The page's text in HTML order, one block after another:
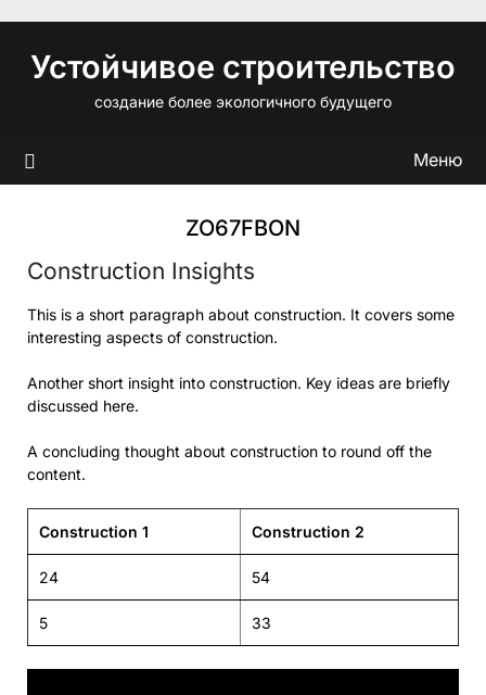
содержимому
Устойчивое строительство
создание более экологичного будущего
Меню
ZO67FBON
Construction Insights
This is a short paragraph about construction. It covers some
interesting aspects of construction.
Another short insight into construction. Key ideas are briefly
discussed here.
A concluding thought about construction to round off the
content.
Construction 1 Construction 2
24 54
5 33